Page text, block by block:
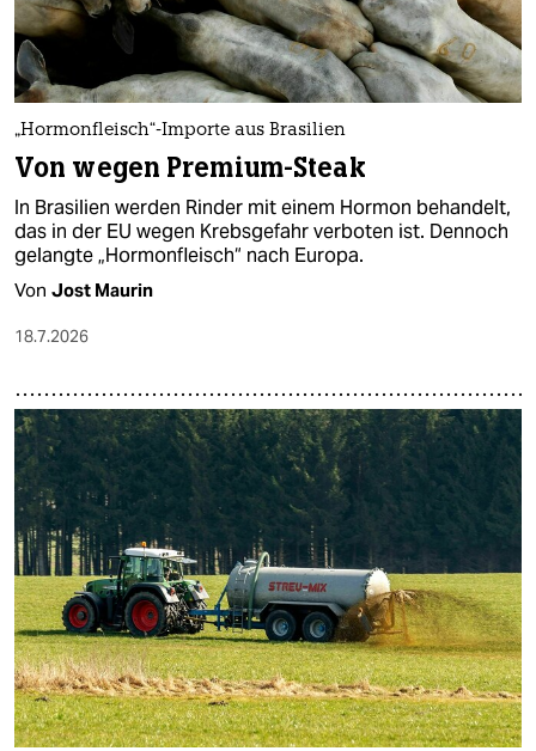
„Hormonfleisch“-Importe aus Brasilien
Von wegen Premium-Steak
In Brasilien werden Rinder mit einem Hormon behandelt,
das in der EU wegen Krebsgefahr verboten ist. Dennoch
gelangte „Hormonfleisch“ nach Europa.
Von Jost Maurin
18.7.2026